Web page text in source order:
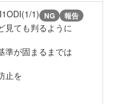
1) NG 報告
見ても判るように
準が固まるまでは
止を